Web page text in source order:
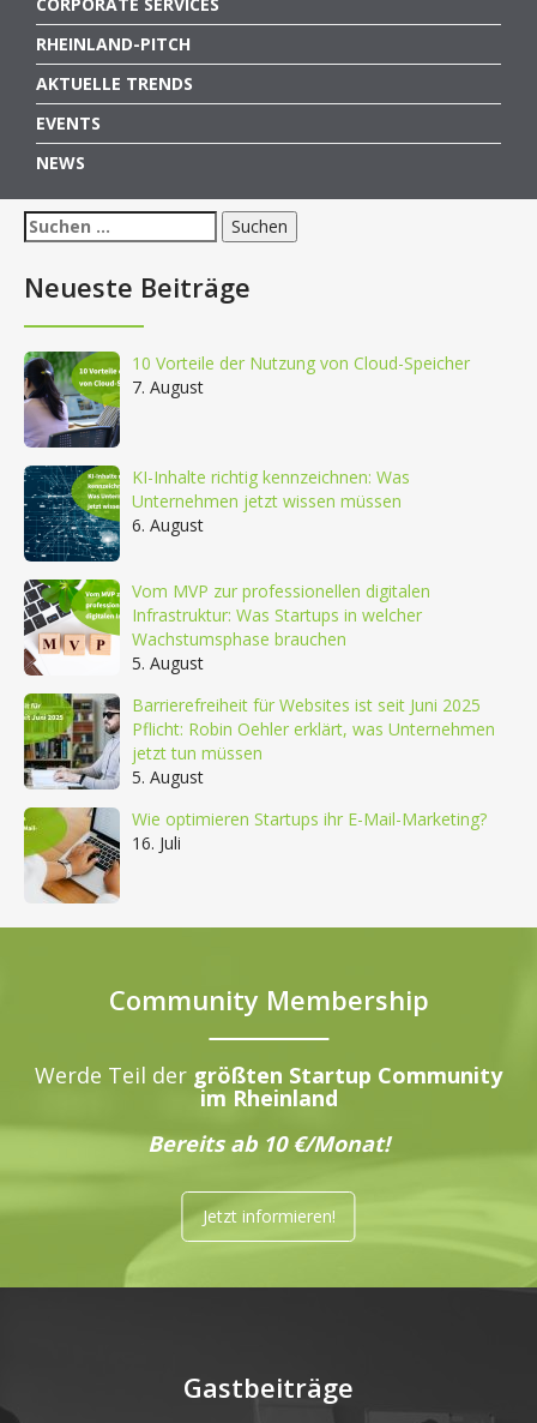
RHEINLAND-PITCH
AKTUELLE TRENDS
EVENTS
NEWS
Suchen
nach:
Neueste Beiträge
10 Vorteile der Nutzung von Cloud-Speicher
7. August
KI-Inhalte richtig kennzeichnen: Was
Unternehmen jetzt wissen müssen
6. August
Vom MVP zur professionellen digitalen
Infrastruktur: Was Startups in welcher
Wachstumsphase brauchen
5. August
Barrierefreiheit für Websites ist seit Juni 2025
Pflicht: Robin Oehler erklärt, was Unternehmen
jetzt tun müssen
5. August
Wie optimieren Startups ihr E-Mail-Marketing?
16. Juli
Community Membership
Werde Teil der größten Startup Community
im Rheinland
Bereits ab 10 €/Monat!
Jetzt informieren!
Gastbeiträge